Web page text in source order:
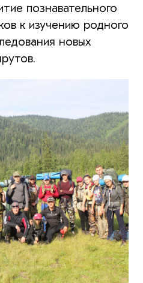
познавательного
к изучению родного
новых